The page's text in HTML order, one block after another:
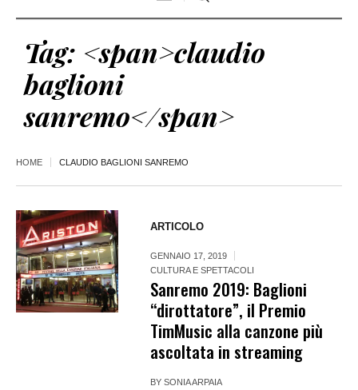
Tag: <span>claudio
baglioni
sanremo</span>
HOME CLAUDIO BAGLIONI SANREMO
ARTICOLO
GENNAIO 17, 2019
CULTURA E SPETTACOLI
Sanremo 2019: Baglioni
“dirottatore”, il Premio
TimMusic alla canzone più
ascoltata in streaming
BYSONIA ARPAIA